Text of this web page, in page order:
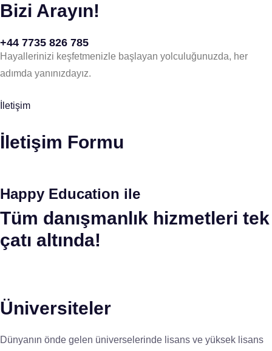
Bizi Arayın!
+44 7735 826 785
Hayallerinizi keşfetmenizle başlayan yolculuğunuzda, her
adımda yanınızdayız.
İletişim
İletişim Formu
Happy Education ile
Tüm danışmanlık hizmetleri tek
çatı altında!
Üniversiteler
Dünyanın önde gelen üniverselerinde lisans ve yüksek lisans